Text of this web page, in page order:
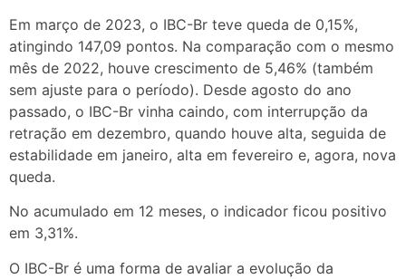
Em março de 2023, o IBC-Br teve queda de 0,15%,
atingindo 147,09 pontos. Na comparação com o mesmo
mês de 2022, houve crescimento de 5,46% (também
sem ajuste para o período). Desde agosto do ano
passado, o IBC-Br vinha caindo, com interrupção da
retração em dezembro, quando houve alta, seguida de
estabilidade em janeiro, alta em fevereiro e, agora, nova
queda.
No acumulado em 12 meses, o indicador ficou positivo
em 3,31%.
O IBC-Br é uma forma de avaliar a evolução da